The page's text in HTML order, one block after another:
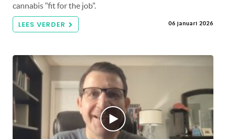
cannabis "fit for the job".
LEES VERDER 06 januari 2026